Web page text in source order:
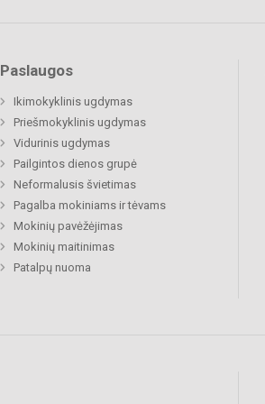
Paslaugos
Ikimokyklinis ugdymas
Priešmokyklinis ugdymas
Vidurinis ugdymas
Pailgintos dienos grupė
Neformalusis švietimas
Pagalba mokiniams ir tėvams
Mokinių pavėžėjimas
Mokinių maitinimas
Patalpų nuoma